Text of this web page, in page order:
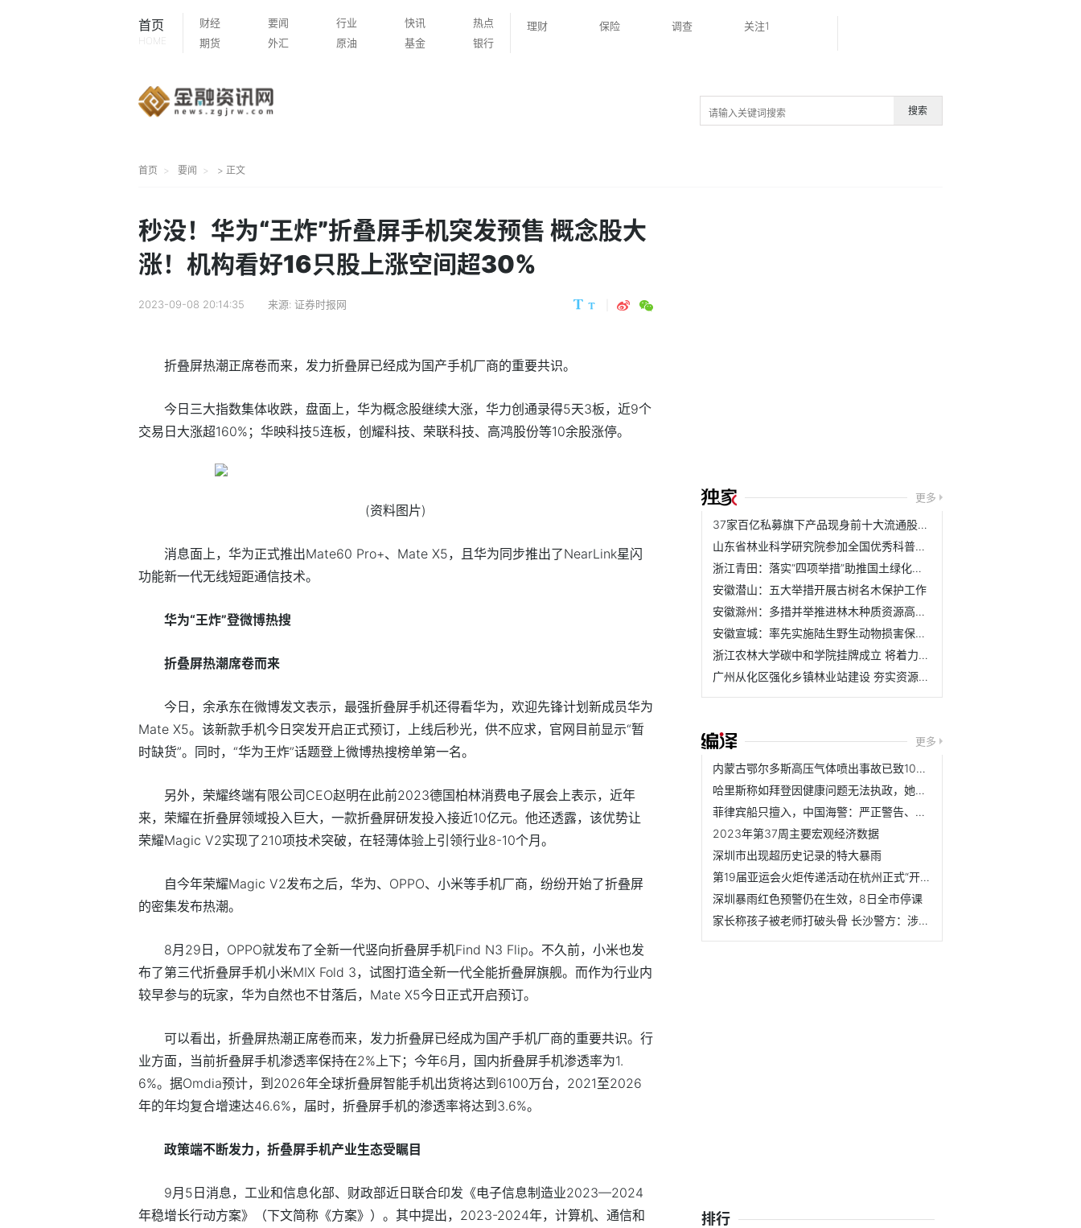
首页
HOME
财经 要闻 行业 快讯
热点
期货
外汇 原油 基金 银行
理财 保险 调查 关注1
搜索
首页 要闻 > 正文
秒没！华为“王炸”折叠屏手机突发预售 概念股大
涨！机构看好16只股上涨空间超30%
2023-09-08 20:14:35 来源: 证券时报网
折叠屏热潮正席卷而来，发力折叠屏已经成为国产手机厂商的重要共识。
今日三大指数集体收跌，盘面上，华为概念股继续大涨，华力创通录得5天3板，近9个
交易日大涨超160%；华映科技5连板，创耀科技、荣联科技、高鸿股份等10余股涨停。
(资料图片)
消息面上，华为正式推出Mate60 Pro+、Mate X5，且华为同步推出了NearLink星闪
功能新一代无线短距通信技术。
华为“王炸”登微博热搜
折叠屏热潮席卷而来
今日，余承东在微博发文表示，最强折叠屏手机还得看华为，欢迎先锋计划新成员华为
Mate X5。该新款手机今日突发开启正式预订，上线后秒光，供不应求，官网目前显示“暂
时缺货”。同时，“华为王炸”话题登上微博热搜榜单第一名。
另外，荣耀终端有限公司CEO赵明在此前2023德国柏林消费电子展会上表示，近年
来，荣耀在折叠屏领域投入巨大，一款折叠屏研发投入接近10亿元。他还透露，该优势让
荣耀Magic V2实现了210项技术突破，在轻薄体验上引领行业8-10个月。
自今年荣耀Magic V2发布之后，华为、OPPO、小米等手机厂商，纷纷开始了折叠屏
的密集发布热潮。
8月29日，OPPO就发布了全新一代竖向折叠屏手机Find N3 Flip。不久前，小米也发
布了第三代折叠屏手机小米MIX Fold 3，试图打造全新一代全能折叠屏旗舰。而作为行业内
较早参与的玩家，华为自然也不甘落后，Mate X5今日正式开启预订。
可以看出，折叠屏热潮正席卷而来，发力折叠屏已经成为国产手机厂商的重要共识。行
业方面，当前折叠屏手机渗透率保持在2%上下；今年6月，国内折叠屏手机渗透率为1.
6%。据Omdia预计，到2026年全球折叠屏智能手机出货将达到6100万台，2021至2026
年的年均复合增速达46.6%，届时，折叠屏手机的渗透率将达到3.6%。
政策端不断发力，折叠屏手机产业生态受瞩目
9月5日消息，工业和信息化部、财政部近日联合印发《电子信息制造业2023—2024
年稳增长行动方案》（下文简称《方案》）。其中提出，2023-2024年，计算机、通信和
更多
37家百亿私募旗下产品现身前十大流通股名单
山东省林业科学研究院参加全国优秀科普作品评选活动
浙江青田：落实“四项举措”助推国土绿化取得新成效
安徽潜山：五大举措开展古树名木保护工作
安徽滁州：多措并举推进林木种质资源高质量发展
安徽宣城：率先实施陆生野生动物损害保险理赔机制
浙江农林大学碳中和学院挂牌成立 将着力培养具有碳中和与农...
广州从化区强化乡镇林业站建设 夯实资源管护基层基础
更多
内蒙古鄂尔多斯高压气体喷出事故已致10死3伤
哈里斯称如拜登因健康问题无法执政，她准备好接任
菲律宾船只擅入，中国海警：严正警告、全程跟监、有效规制！
2023年第37周主要宏观经济数据
深圳市出现超历史记录的特大暴雨
第19届亚运会火炬传递活动在杭州正式“开跑”
深圳暴雨红色预警仍在生效，8日全市停课
家长称孩子被老师打破头骨 长沙警方：涉事教师已被刑拘
排行